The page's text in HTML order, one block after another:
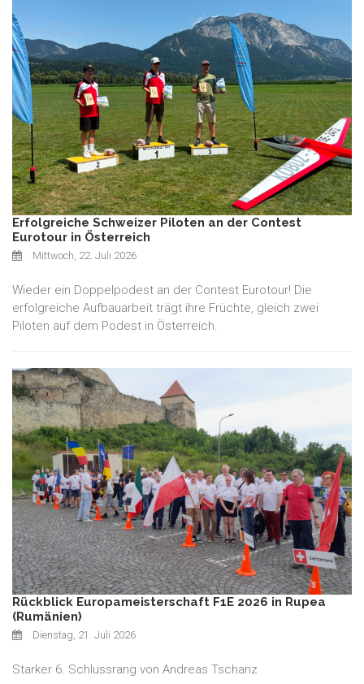
Erfolgreiche Schweizer Piloten an der Contest
Eurotour in Österreich
Mittwoch, 22. Juli 2026
Wieder ein Doppelpodest an der Contest Eurotour! Die
erfolgreiche Aufbauarbeit trägt ihre Früchte, gleich zwei
Piloten auf dem Podest in Österreich.
Rückblick Europameisterschaft F1E 2026 in Rupea
(Rumänien)
Dienstag, 21. Juli 2026
Starker 6. Schlussrang von Andreas Tschanz